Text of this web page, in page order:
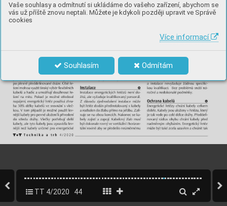
Vaše souhlasy a odmítnutí si ukládáme do vašeho zařízení, abychom se
vás už příště znovu neptali. Můžete je kdykoli později upravit ve Správě
cookies
Více informací
Souhlasím Odmítám
TT 4/2020 44